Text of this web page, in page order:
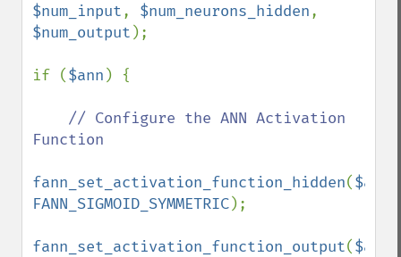
$num_input, $num_neurons_hidden
$num_output );
if ($ann ) {
// Configure the ANN Activation
Function
fann_set_activation_function_hidden($ann
FANN_SIGMOID_SYMMETRIC);
fann_set_activation_function_output($ann